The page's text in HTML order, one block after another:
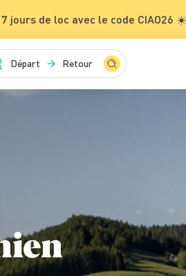
jours de loc avec le code CIAO26
Départ Retour